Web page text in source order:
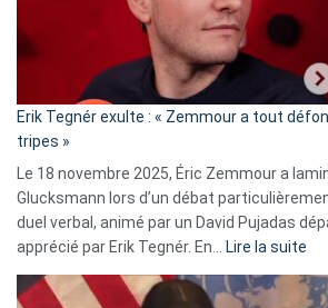
«
»
Erik Tegnér exulte : « Zemmour a tout
tripes »
Le 18 novembre 2025, Éric Zemmour a
Glucksmann lors d’un débat
duel verbal, animé par un David Pujadas
apprécié par Erik Tegnér. En…
Lire la suite